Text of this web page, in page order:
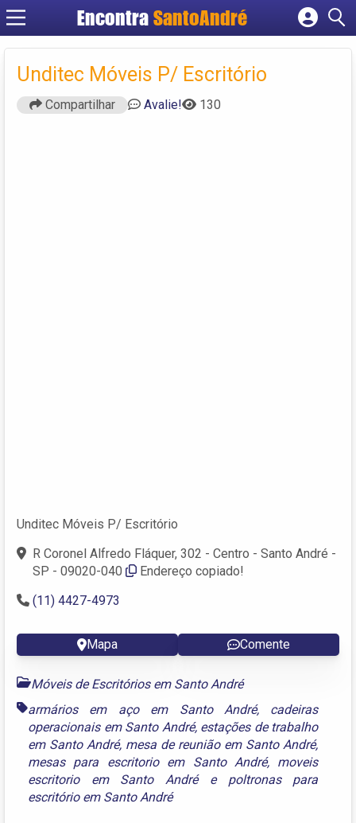
Encontra SantoAndré
Cadastrar empresa
Criar conta
Unditec Móveis P/ Escritório
Compartilhar Avalie! 130
Unditec Móveis P/ Escritório
R Coronel Alfredo Fláquer, 302 - Centro - Santo André -
SP - 09020-040
Endereço copiado!
(11) 4427-4973
Mapa Comente
Móveis de Escritórios em Santo André
armários em aço em Santo André, cadeiras
operacionais em Santo André, estações de trabalho
em Santo André, mesa de reunião em Santo André,
mesas para escritorio em Santo André, moveis
escritorio em Santo Andrée poltronas para
escritório em Santo André